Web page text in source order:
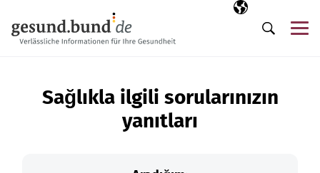
Seçili dil
TR
Arama
Sağlıkla ilgili sorularınızın
yanıtları